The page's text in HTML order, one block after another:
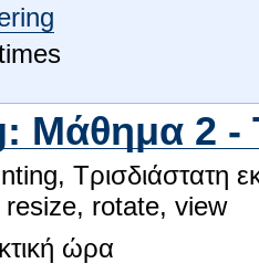
Μάθημα 2 -
Τρισδιάστατη
rotate, view
ώρα